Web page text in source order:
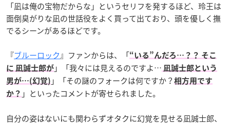
「凪は俺の宝物だからな」というセリフを発するほど、玲王は
面倒臭がりな凪の世話役をよく買って出ており、頭を優しく撫
でるシーンがあるほどです。
『ブルーロック』ファンからは、「“いる”んだろ…？？ そこ
に 凪誠士郎が 」「我々には見えるのですよ… 凪誠士郎という
男が…(幻覚) 」「その謎のフォークは何ですか？ 相方用です
か？ 」といったコメントが寄せられました。
自分の姿はないにも関わらずオタクに幻覚を見せる凪誠士郎、